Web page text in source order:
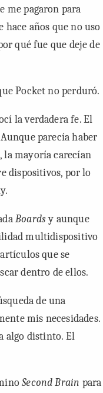
me pagaron para
hace años que no uso
qué fue que deje de
Pocket no perduró.
la verdadera fe. El
parecía haber
la mayoría carecían
dispositivos, por lo
Boardsy aunque
multidispositivo
que se
dentro de ellos.
de una
mis necesidades.
algo distinto. El
Second Brain para